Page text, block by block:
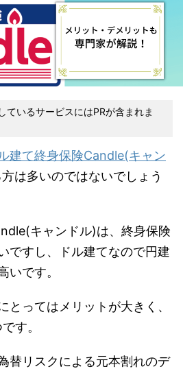
ているサービスにはPRが含まれま
建て終身保険Candle(キャン
は多いのではないでしょう
キャンドル)は、終身保険
ですし、ドル建てなので円建
いです。
とってはメリットが大きく、
す。
替リスクによる元本割れのデ